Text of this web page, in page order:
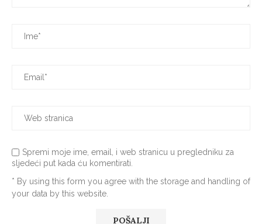
Spremi moje ime, email, i web stranicu u pregledniku za
sljedeći put kada ću komentirati.
* By using this form you agree with the storage and handling of
your data by this website.